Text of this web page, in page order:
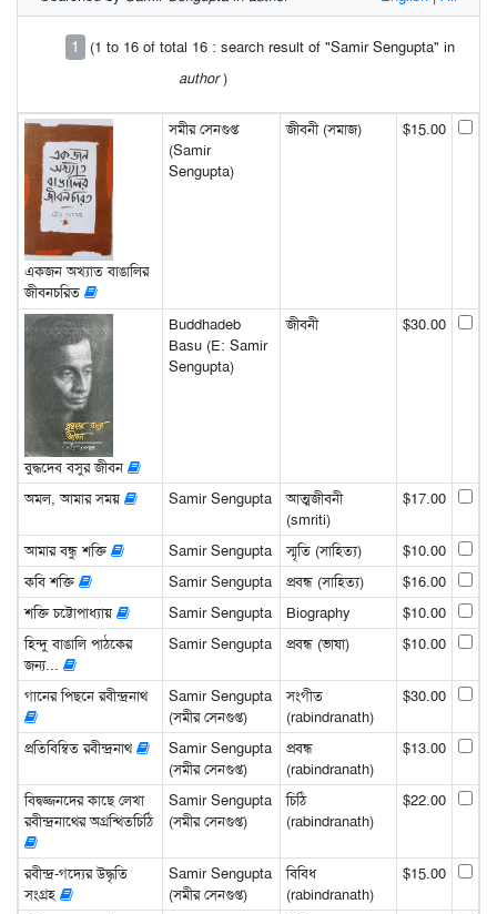
1
(1 to 16 of total 16 : search result of "Samir Sengupta" in
author)
একজন অখ্যাত বাঙালির
জীবনচরিত
সমীর সেনগুপ্ত
(Samir
Sengupta)
জীবনী (সমাজ) $15.00
বুদ্ধদেব বসুর জীবন
Buddhadeb
Basu (E: Samir
Sengupta)
জীবনী $30.00
অমল, আমার সময় Samir Sengupta
আত্মজীবনী
(smriti)
$17.00
আমার বন্ধু শক্তি Samir Sengupta স্মৃতি (সাহিত্য)
$10.00
কবি শক্তি
Samir Sengupta প্রবন্ধ (সাহিত্য)
$16.00
শক্তি চট্টোপাধ্যায়
Samir Sengupta Biography
$10.00
হিন্দু বাঙালি পাঠকের
জন্য...
Samir Sengupta প্রবন্ধ (ভাষা) $10.00
গানের পিছনে রবীন্দ্রনাথ
Samir Sengupta
(সমীর সেনগুপ্ত)
সংগীত
(rabindranath)
$30.00
প্রতিবিম্বিত রবীন্দ্রনাথ
Samir Sengupta
(সমীর সেনগুপ্ত)
প্রবন্ধ
(rabindranath)
$13.00
বিদ্বজ্জনদের কাছে লেখা
রবীন্দ্রনাথের অগ্রন্থিতচিঠি
Samir Sengupta
(সমীর সেনগুপ্ত)
চিঠি
(rabindranath)
$22.00
রবীন্দ্র-গদ্যের উদ্ধৃতি
সংগ্রহ
Samir Sengupta
(সমীর সেনগুপ্ত)
বিবিধ
(rabindranath)
$15.00